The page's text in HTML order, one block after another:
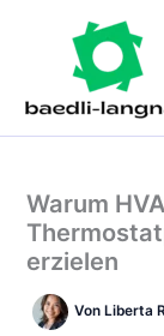
Warum
erzielen
Von Liberta